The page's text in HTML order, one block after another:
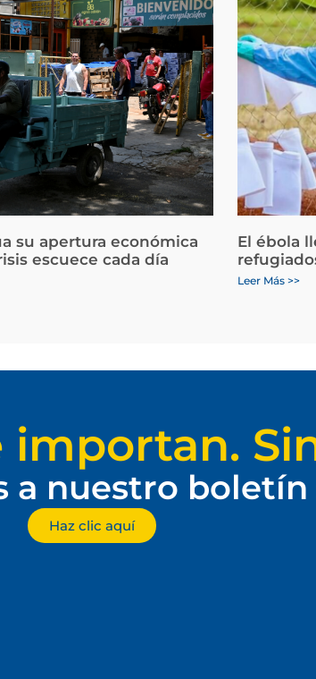
su apertura económica
escuece cada día
El ébola
Leer Más >>
importan.
a nuestro boletín
Haz clic aquí